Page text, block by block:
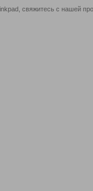
свяжитесь с нашей